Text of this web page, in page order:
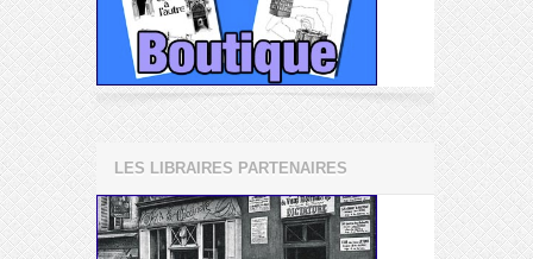
LES LIBRAIRES PARTENAIRES